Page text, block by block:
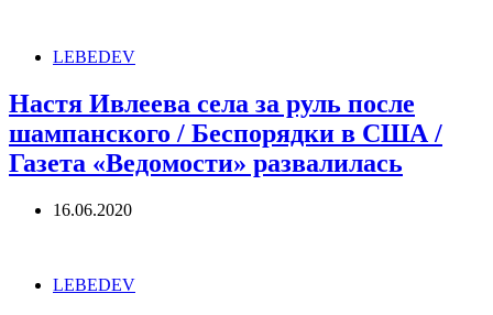
LEBEDEV
Настя Ивлеева села за руль после
шампанского / Беспорядки в США /
Газета «Ведомости» развалилась
16.06.2020
LEBEDEV